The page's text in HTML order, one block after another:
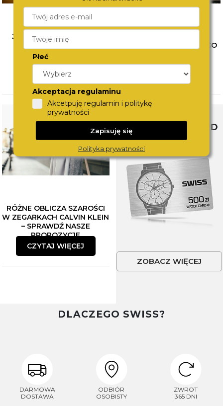
JAK ŁĄCZYĆ BIŻUTERIĘ?
POZNAJ SPOSOBY NA
MODNE STYLIZACJE
CZYTAJ WIĘCEJ
ZEGARKA DLA DZIECKA. CO
CZYTAJ WIĘCEJ
RÓŻNE OBLICZA SZAROŚCI
W ZEGARKACH CALVIN KLEIN
– SPRAWDŹ NASZE
PROPOZYCJE
CZYTAJ WIĘCEJ
SWISS WATCHCARD
ZOBACZ WIĘCEJ
DLACZEGO SWISS?
DARMOWA
DOSTAWA
ODBIÓR
OSOBISTY
ZWROT
365 DNI
Płeć
Akceptacja regulaminu
Akcetpuję regulamin i politykę
prywatności
Zapisuję się
Polityka prywatności